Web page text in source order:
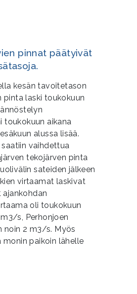
pinnat päätyivät
kesän tavoitetason
pinta laski toukokuun
toukokuun aikana
alussa lisää.
vaihdettua
tekojärven pinta
sateiden jälkeen
virtaamat laskivat
oli toukokuun
s, Perhonjoen
noin 2 m3/s. Myös
paikoin lähelle